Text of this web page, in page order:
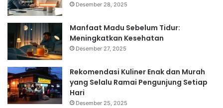
Desember 28, 2025
Manfaat Madu Sebelum Tidur:
Meningkatkan Kesehatan
Desember 27, 2025
Rekomendasi Kuliner Enak dan Murah
yang Selalu Ramai Pengunjung Setiap
Hari
Desember 25, 2025